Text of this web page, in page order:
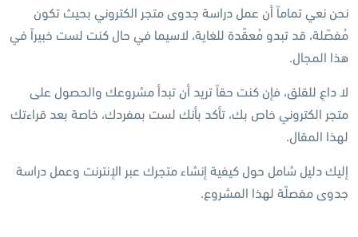
نحن نعي تماماً أن عمل دراسة جدوى متجر الكتروني بحيث تكون
مُفصّلة، قد تبدو مُعقّدة للغاية، لاسيما في حال كنت لست خبيراً في
هذا المجال.
لا داعِ للقلق، فإن كنت حقاً تريد أن تبدأ مشروعك والحصول على
متجر الكتروني خاص بك، تأكد بأنك لست بمفردك، خاصة بعد قراءتك
لهذا المقال.
إليك دليل شامل حول كيفية إنشاء متجرك عبر الإنترنت وعمل دراسة
جدوى مفصلّة لهذا المشروع.